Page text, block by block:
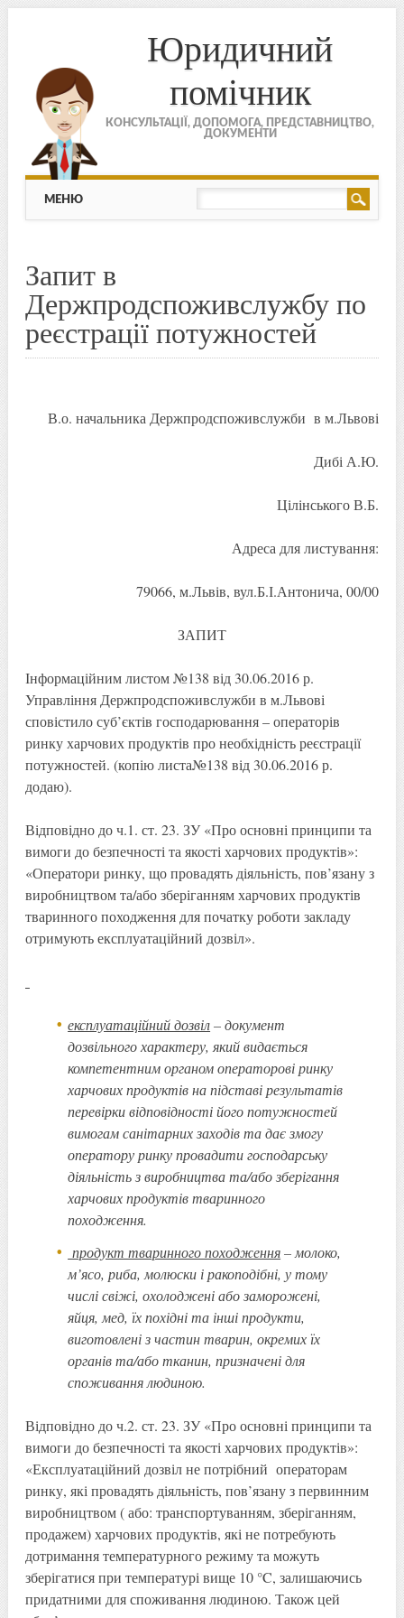
Юридичний
помічник
КОНСУЛЬТАЦІЇ, ДОПОМОГА, ПРЕДСТАВНИЦТВО,
ДОКУМЕНТИ
МЕНЮ
Skip to content
МЕНЮ
Запит в
Держпродспоживслужбу по
реєстрації потужностей
В.о. начальника Держпродспоживслужби в м.Львові
Дибі А.Ю.
Цілінського В.Б.
Адреса для листування:
79066, м.Львів, вул.Б.І.Антонича, 00/00
ЗАПИТ
Інформаційним листом №138 від 30.06.2016 р.
Управління Держпродспоживслужби в м.Львові
сповістило суб’єктів господарювання – операторів
ринку харчових продуктів про необхідність реєстрації
потужностей. (копію листа№138 від 30.06.2016 р.
додаю).
Відповідно до ч.1. ст. 23. ЗУ «Про основні принципи та
вимоги до безпечності та якості харчових продуктів»:
«Оператори ринку, що провадять діяльність, пов’язану з
виробництвом та/або зберіганням харчових продуктів
тваринного походження для початку роботи закладу
отримують експлуатаційний дозвіл».
експлуатаційний дозвіл– документ
дозвільного характеру, який видається
компетентним органом операторові ринку
харчових продуктів на підставі результатів
перевірки відповідності його потужностей
вимогам санітарних заходів та дає змогу
оператору ринку провадити господарську
діяльність з виробництва та/або зберігання
харчових продуктів тваринного
походження.
продукт тваринного походження– молоко,
м’ясо, риба, молюски і ракоподібні, у тому
числі свіжі, охолоджені або заморожені,
яйця, мед, їх похідні та інші продукти,
виготовлені з частин тварин, окремих їх
органів та/або тканин, призначені для
споживання людиною.
Відповідно до ч.2. ст. 23. ЗУ «Про основні принципи та
вимоги до безпечності та якості харчових продуктів»:
«Експлуатаційний дозвіл не потрібний операторам
ринку, які провадять діяльність, пов’язану з первинним
виробництвом ( або: транспортуванням, зберіганням,
продажем) харчових продуктів, які не потребують
дотримання температурного режиму та можуть
зберігатися при температурі вище 10 °C, залишаючись
придатними для споживання людиною. Також цей